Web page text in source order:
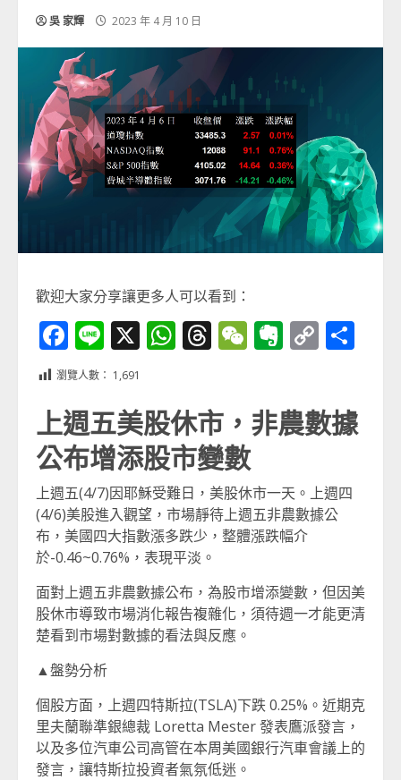
吳 家輝 2023 年 4 月 10 日
歡迎大家分享讓更多人可以看到：
Facebook
Line
X WhatsApp
Threads
WeChat
Evernote
Copy
瀏覽人數： 1,691
上週五美股休市，非農數據
公布增添股市變數
上週五(4/7)因耶穌受難日，美股休市一天。上週四
(4/6)美股進入觀望，市場靜待上週五非農數據公
布，美國四大指數漲多跌少，整體漲跌幅介
於-0.46~0.76%，表現平淡。
面對上週五非農數據公布，為股市增添變數，但因美
股休市導致市場消化報告複雜化，須待週一才能更清
楚看到市場對數據的看法與反應。
▲盤勢分析
個股方面，上週四特斯拉(TSLA)下跌 0.25%。近期克
里夫蘭聯準銀總裁 Loretta Mester 發表鷹派發言，
以及多位汽車公司高管在本周美國銀行汽車會議上的
發言，讓特斯拉投資者氣氛低迷。